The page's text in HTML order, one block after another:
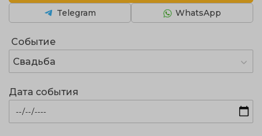
Событие
Свадьба
Дата события
WhatsApp
Telegram